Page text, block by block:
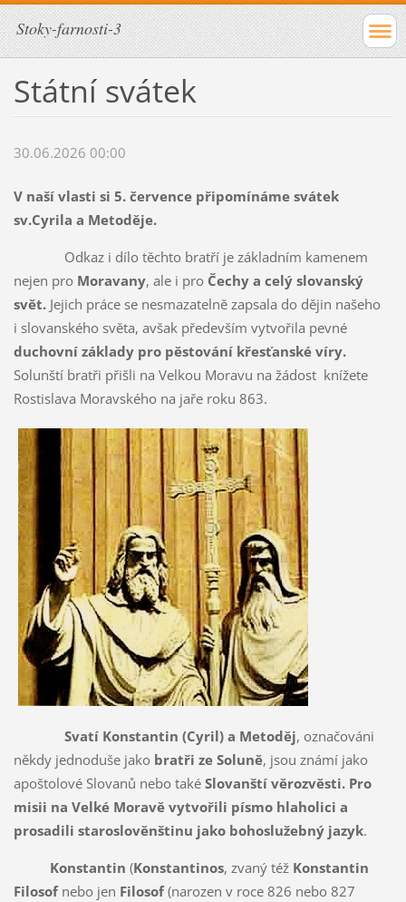
Stoky-farnosti-3
Státní svátek
30.06.2026 00:00
V naší vlasti si 5. července připomínáme svátek
sv.Cyrila a Metoděje.
Odkaz i dílo těchto bratří je základním kamenem
nejen pro Moravany, ale i pro Čechy a celý slovanský
svět.Jejich práce se nesmazatelně zapsala do dějin našeho
i slovanského světa, avšak především vytvořila pevné
duchovní základy pro pěstování křesťanské víry.
Solunští bratři přišli na Velkou Moravu na žádost knížete
Rostislava Moravského na jaře roku 863.
Svatí Konstantin (Cyril) a Metoděj, označováni
někdy jednoduše jako bratři ze Soluně, jsou známí jako
apoštolové Slovanů nebo také Slovanští věrozvěsti. Pro
misii na Velké Moravě vytvořili písmo hlaholici a
prosadili staroslověnštinu jako bohoslužebný jazyk.
Konstantin (Konstantinos, zvaný též Konstantin
Filosofnebo jen Filosof(narozen v roce 826 nebo 827